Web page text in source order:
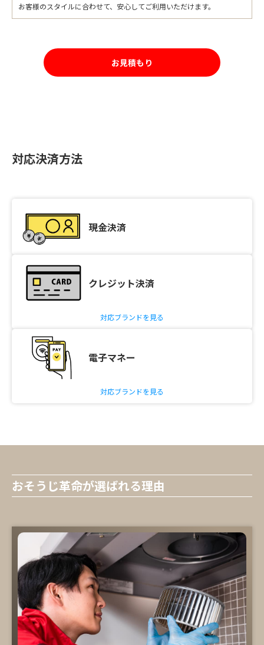
お客様のスタイルに合わせて、安心してご利用いただけます。
お見積もり
対応決済方法
現金決済
クレジット決済
対応ブランドを見る
電子マネー
対応ブランドを見る
おそうじ革命が選ばれる理由